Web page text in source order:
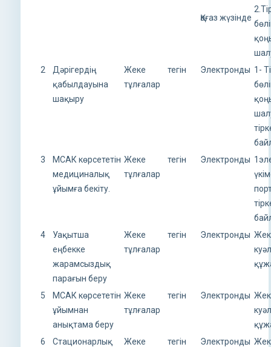
Қағаз жүзінде
2
Дәрігердің
қабылдауына
шақыру
Жеке
тұлғалар
тегін Электронды 1-
3
МСАК көрсететін
медициналық
ұйымға бекіту.
Жеке
тұлғалар
тегін Электронды
4
Уақытша
еңбекке
жарамсыздық
парағын беру
Жеке
тұлғалар
тегін Электронды
5
МСАК көрсететін
ұйымнан
анықтама беру
Жеке
тұлғалар
тегін Электронды
6
Стационарлық
Жеке
тегін Электронды